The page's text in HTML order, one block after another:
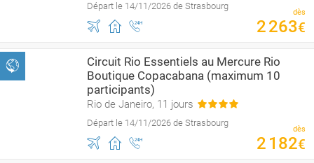
Départ le 14/11/2026 de Strasbourg
dès
2263€
Circuit Rio Essentiels au Mercure Rio
Boutique Copacabana (maximum 10
participants)
Rio de Janeiro, 11 jours
Départ le 14/11/2026 de Strasbourg
dès
2 182€